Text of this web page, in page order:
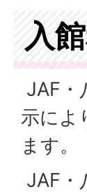
入
JAF・
示によ
ます。
JAF・